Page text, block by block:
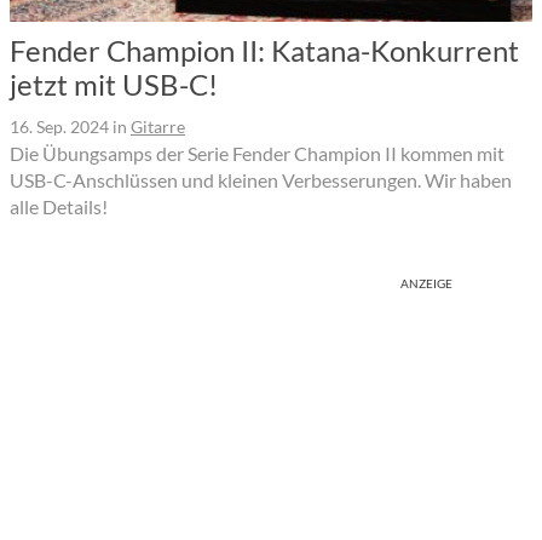
Fender Champion II: Katana-Konkurrent
jetzt mit USB-C!
16. Sep. 2024 in Gitarre
Die Übungsamps der Serie Fender Champion II kommen mit
USB-C-Anschlüssen und kleinen Verbesserungen. Wir haben
alle Details!
ANZEIGE